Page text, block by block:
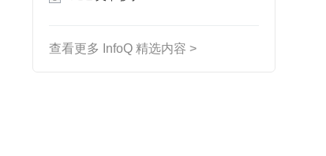
查看更多 InfoQ 精选内容 >